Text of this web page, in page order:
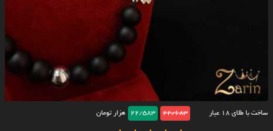
ساخت با طلای ۱۸ عیار 22/683
22/583 هزار تومان